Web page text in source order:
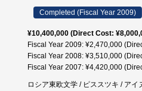
Completed (Fiscal Year 2009)
¥10,400,000 (Direct Cost:
Fiscal Year 2009: ¥2,470,000
Fiscal Year 2008: ¥3,510,000
Fiscal Year 2007: ¥4,420,000
ロシア東欧文学 / ピススツキ / ア